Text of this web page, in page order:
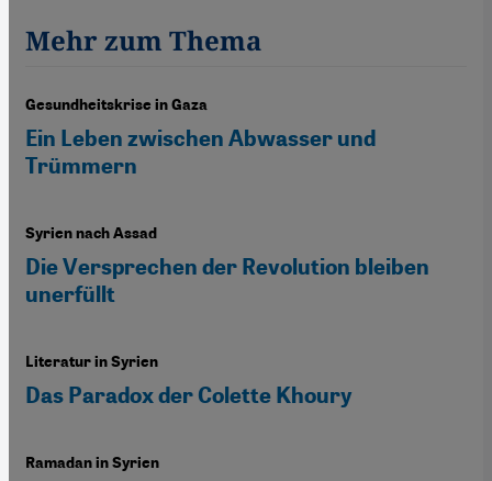
Mehr zum Thema
Gesundheitskrise in Gaza
Ein Leben zwischen Abwasser und
Trümmern
Syrien nach Assad
Die Versprechen der Revolution bleiben
unerfüllt
Literatur in Syrien
Das Paradox der Colette Khoury
Ramadan in Syrien